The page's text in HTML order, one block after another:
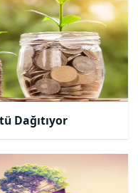
Dağıtıyor